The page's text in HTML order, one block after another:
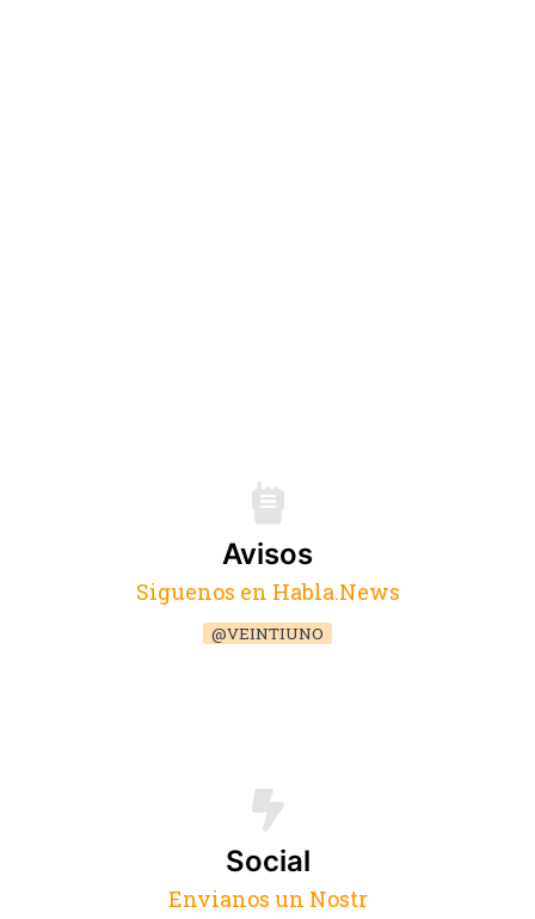
Avisos
Siguenos en Habla.News
@VEINTIUNO
Social
Envianos un Nostr